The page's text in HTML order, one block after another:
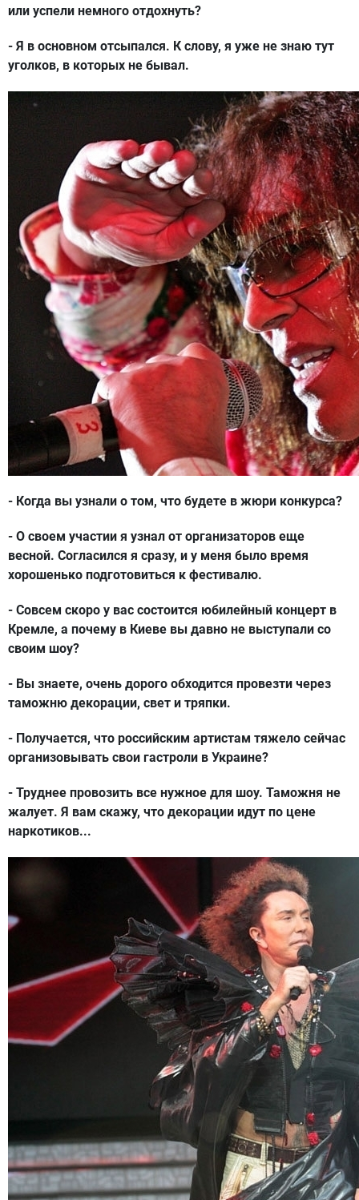
или успели немного отдохнуть?
- Я в основном отсыпался. К слову, я уже не знаю тут
уголков, в которых не бывал.
- Когда вы узнали о том, что будете в жюри конкурса?
- О своем участии я узнал от организаторов еще
весной. Согласился я сразу, и у меня было время
хорошенько подготовиться к фестивалю.
- Совсем скоро у вас состоится юбилейный концерт в
Кремле, а почему в Киеве вы давно не выступали со
своим шоу?
- Вы знаете, очень дорого обходится провезти через
таможню декорации, свет и тряпки.
- Получается, что российским артистам тяжело сейчас
организовывать свои гастроли в Украине?
- Труднее провозить все нужное для шоу. Таможня не
жалует. Я вам скажу, что декорации идут по цене
наркотиков...